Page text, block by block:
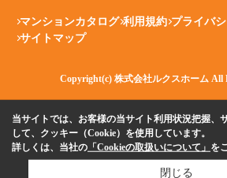
マンションカタログ 利用規約 プライバ
サイトマップ
Copyright(c) 株式会社ルクスホーム All
当サイトでは、お客様の当サイト利用状況把握、
して、クッキー（Cookie）を使用しています。
詳しくは、当社の 「Cookieの取扱いについて」 を
閉じる